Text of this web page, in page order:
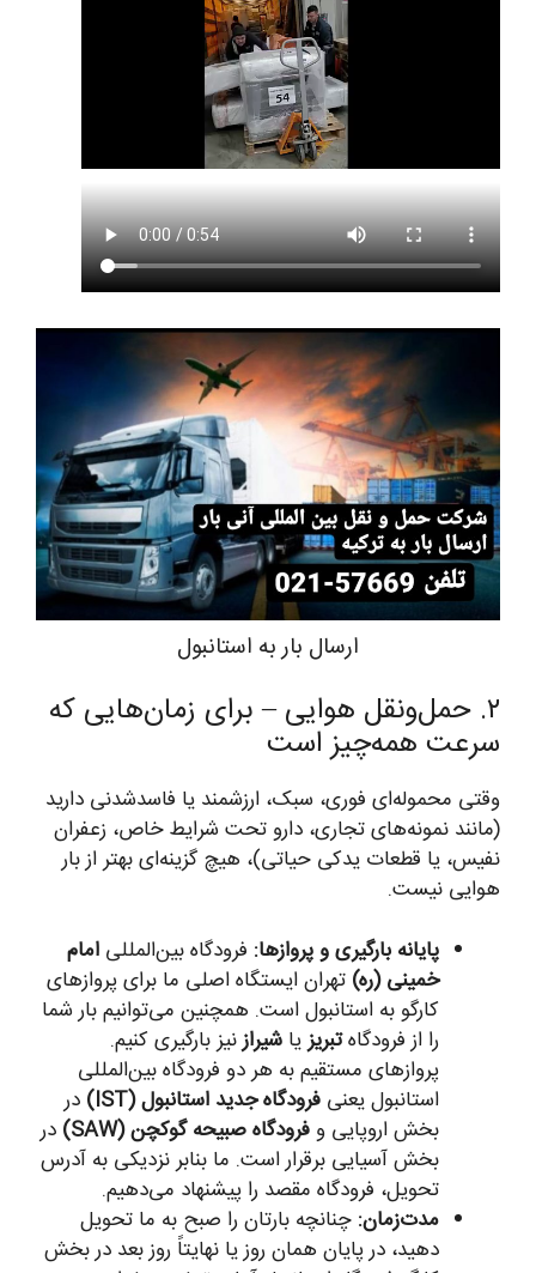
ارسال بار به استانبول
۲. حمل‌ونقل هوایی – برای زمان‌هایی که
سرعت همه‌چیز است
وقتی محموله‌ای فوری، سبک، ارزشمند یا فاسدشدنی دارید
(مانند نمونه‌های تجاری، دارو تحت شرایط خاص، زعفران
نفیس، یا قطعات یدکی حیاتی)، هیچ گزینه‌ای بهتر از بار
هوایی نیست.
پایانه بارگیری و پروازها: فرودگاه بین‌المللی امام
خمینی (ره) تهران ایستگاه اصلی ما برای پروازهای
کارگو به استانبول است. همچنین می‌توانیم بار شما
را از فرودگاهتبریزیا شیرازنیز بارگیری کنیم.
پروازهای مستقیم به هر دو فرودگاه بین‌المللی
استانبول یعنی فرودگاه جدید استانبول (IST)
در
بخش اروپایی وفرودگاه صبیحه گوکچن (SAW)
در
بخش آسیایی برقرار است. ما بنابر نزدیکی به آدرس
تحویل، فرودگاه مقصد را پیشنهاد می‌دهیم.
مدت‌زمان: چنانچه بارتان را صبح به ما تحویل
دهید، در پایان همان روز یا نهایتاً روز بعد در بخش